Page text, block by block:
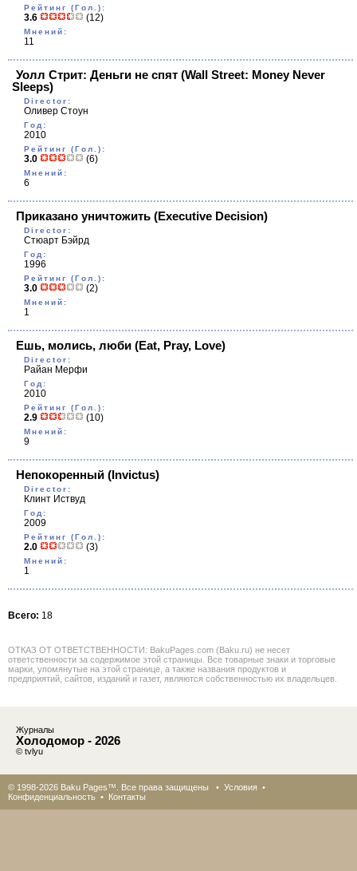
Рейтинг (Гол.):
3.6 (12)
Мнений:
11
Уолл Стрит: Деньги не спят (Wall Street: Money Never
Sleeps)
Director:
Оливер Стоун
Год:
2010
Рейтинг (Гол.):
3.0 (6)
Мнений:
6
Приказано уничтожить (Executive Decision)
Director:
Стюарт Бэйрд
Год:
1996
Рейтинг (Гол.):
3.0 (2)
Мнений:
1
Ешь, молись, люби (Eat, Pray, Love)
Director:
Райан Мерфи
Год:
2010
Рейтинг (Гол.):
2.9 (10)
Мнений:
9
Непокоренный (Invictus)
Director:
Клинт Иствуд
Год:
2009
Рейтинг (Гол.):
2.0 (3)
Мнений:
1
Всего: 18
ОТКАЗ ОТ ОТВЕТСТВЕННОСТИ: BakuPages.com (Baku.ru) не несет
ответственности за содержимое этой страницы. Все товарные знаки и торговые
марки, упомянутые на этой странице, а также названия продуктов и
предприятий, сайтов, изданий и газет, являются собственностью их владельцев.
Журналы
Холодомор - 2026
© tvlyu
© 1998-2026 Baku Pages™. Все права защищены • Условия •
Конфиденциальность • Контакты